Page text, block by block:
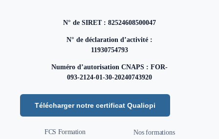
N° de SIRET : 82524608500047
N° de déclaration d’activité :
11930754793
Numéro d’autorisation CNAPS : FOR-
093-2124-01-30-20240743920
Télécharger notre certificat Qualiopi
FCS Formation Nos formations